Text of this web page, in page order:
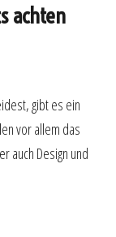
achten
gibt es ein
vor allem das
auch Design und